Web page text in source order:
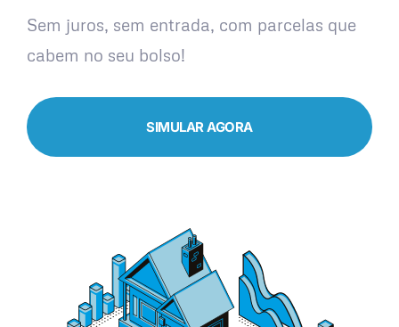
Sem juros, sem entrada, com parcelas que
cabem no seu bolso!
SIMULAR AGORA